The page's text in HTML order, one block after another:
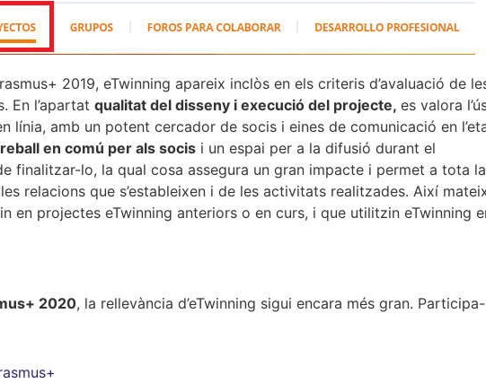
2019, eTwinning apareix inclòs en els criteris d’avaluació de
En l’apartat qualitat del disseny i execució del projecte, es valora
línia, amb un potent cercador de socis i eines de comunicació en
en comú per als socis i un espai per a la difusió durant el
finalitzar-lo, la qual cosa assegura un gran impacte i permet a tota la
relacions que s’estableixen i de les activitats realitzades. Així
en projectes eTwinning anteriors o en curs, i que utilitzin eTwinning
2020, la rellevància d’eTwinning sigui encara més gran.